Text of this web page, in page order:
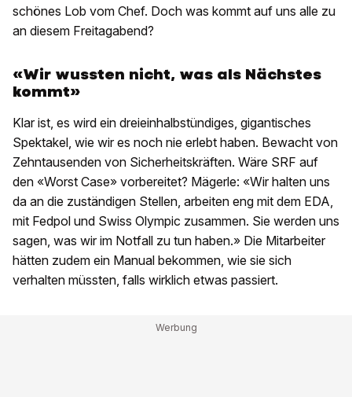
schönes Lob vom Chef. Doch was kommt auf uns alle zu
an diesem Freitagabend?
«Wir wussten nicht, was als Nächstes
kommt»
Klar ist, es wird ein dreieinhalbstündiges, gigantisches
Spektakel, wie wir es noch nie erlebt haben. Bewacht von
Zehntausenden von Sicherheitskräften. Wäre SRF auf
den «Worst Case» vorbereitet? Mägerle: «Wir halten uns
da an die zuständigen Stellen, arbeiten eng mit dem EDA,
mit Fedpol und Swiss Olympic zusammen. Sie werden uns
sagen, was wir im Notfall zu tun haben.» Die Mitarbeiter
hätten zudem ein Manual bekommen, wie sie sich
verhalten müssten, falls wirklich etwas passiert.